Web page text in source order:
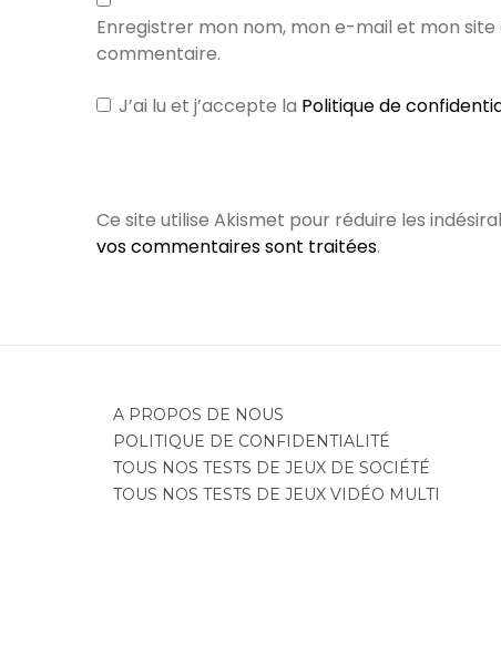
Enregistrer mon nom, mon e-mail et mon
commentaire.
J’ai lu et j’accepte la Politique de
Ce site utilise Akismet pour réduire les
vos commentaires sont traitées.
A PROPOS DE NOUS
POLITIQUE DE CONFIDENTIALITÉ
TOUS NOS TESTS DE JEUX DE SOCIÉTÉ
TOUS NOS TESTS DE JEUX VIDÉO MULTI